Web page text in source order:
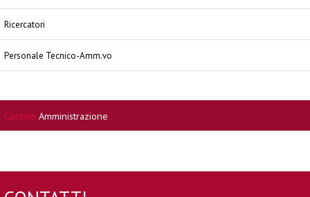
Ricercatori
Personale Tecnico-Amm.vo
Contatti Amministrazione